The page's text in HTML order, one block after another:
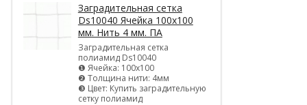
Заградительная сетка
Ds10040 Ячейка 100х100
мм. Нить 4 мм. ПА
Заградительная сетка
полиамид Ds10040
❶ Ячейка: 100х100
❷ Толщина нити: 4мм
❸ Цвет: Купить заградительную
сетку полиамид